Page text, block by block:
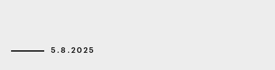
5.8.2025